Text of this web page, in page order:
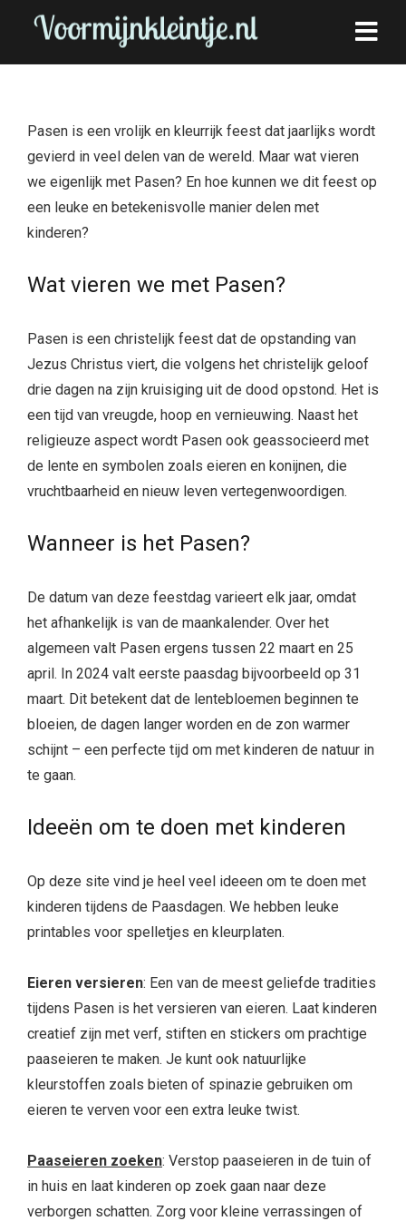
Pasen is een vrolijk en kleurrijk feest dat jaarlijks wordt
gevierd in veel delen van de wereld. Maar wat vieren
we eigenlijk met Pasen? En hoe kunnen we dit feest op
een leuke en betekenisvolle manier delen met
kinderen?
Wat vieren we met Pasen?
Pasen is een christelijk feest dat de opstanding van
Jezus Christus viert, die volgens het christelijk geloof
drie dagen na zijn kruisiging uit de dood opstond. Het is
een tijd van vreugde, hoop en vernieuwing. Naast het
religieuze aspect wordt Pasen ook geassocieerd met
de lente en symbolen zoals eieren en konijnen, die
vruchtbaarheid en nieuw leven vertegenwoordigen.
Wanneer is het Pasen?
De datum van deze feestdag varieert elk jaar, omdat
het afhankelijk is van de maankalender. Over het
algemeen valt Pasen ergens tussen 22 maart en 25
april. In 2024 valt eerste paasdag bijvoorbeeld op 31
maart. Dit betekent dat de lentebloemen beginnen te
bloeien, de dagen langer worden en de zon warmer
schijnt – een perfecte tijd om met kinderen de natuur in
te gaan.
Ideeën om te doen met kinderen
Op deze site vind je heel veel ideeen om te doen met
kinderen tijdens de Paasdagen. We hebben leuke
printables voor spelletjes en kleurplaten.
Eieren versieren: Een van de meest geliefde tradities
tijdens Pasen is het versieren van eieren. Laat kinderen
creatief zijn met verf, stiften en stickers om prachtige
paaseieren te maken. Je kunt ook natuurlijke
kleurstoffen zoals bieten of spinazie gebruiken om
eieren te verven voor een extra leuke twist.
Paaseieren zoeken: Verstop paaseieren in de tuin of
in huis en laat kinderen op zoek gaan naar deze
verborgen schatten. Zorg voor kleine verrassingen of